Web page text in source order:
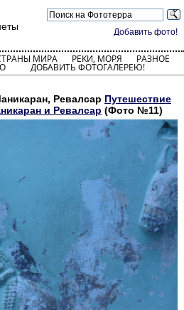
Добавить фото!
МИРА РЕКИ, МОРЯ РАЗНОЕ
ДОБАВИТЬ ФОТОГАЛЕРЕЮ!
Ревалсар Путешествие
и Ревалсар (Фото №11)